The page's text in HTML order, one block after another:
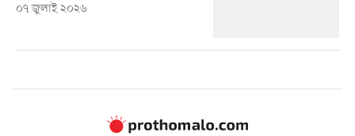
০৭ জুলাই ২০২৬